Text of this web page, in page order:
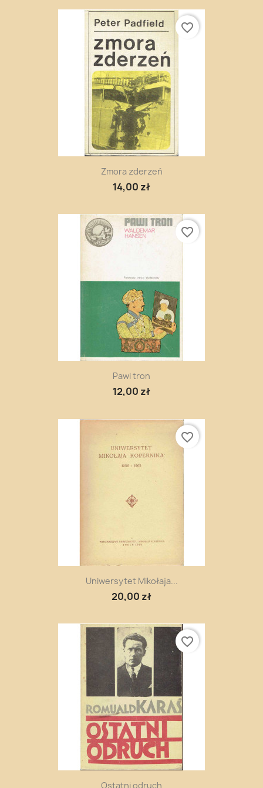
Zmora zderzeń
14,00 zł
favorite_border
Pawi tron
12,00 zł
favorite_border
Uniwersytet Mikołaja...
20,00 zł
favorite_border
Ostatni odruch
favorite_border